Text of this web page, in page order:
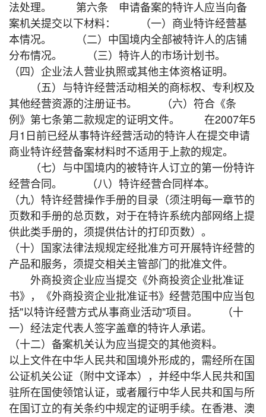
法处理。 第六条 申请备案的特许人应当向备
案机关提交以下材料： （一）商业特许经营基
本情况。 （二）中国境内全部被特许人的店铺
分布情况。 （三）特许人的市场计划书。
（四）企业法人营业执照或其他主体资格证明。
（五）与特许经营活动相关的商标权、专利权及
其他经营资源的注册证书。 （六）符合《条
例》第七条第二款规定的证明文件。 在2007年5
月1日前已经从事特许经营活动的特许人在提交申请
商业特许经营备案材料时不适用于上款的规定。
（七）与中国境内的被特许人订立的第一份特许
经营合同。 （八）特许经营合同样本。
（九）特许经营操作手册的目录（须注明每一章节的
页数和手册的总页数，对于在特许系统内部网络上提
供此类手册的，须提供估计的打印页数）。
（十）国家法律法规规定经批准方可开展特许经营的
产品和服务，须提交相关主管部门的批准文件。
外商投资企业应当提交《外商投资企业批准证
书》，《外商投资企业批准证书》经营范围中应当包
括"以特许经营方式从事商业活动"项目。 （十
一）经法定代表人签字盖章的特许人承诺。
（十二）备案机关认为应当提交的其他资料。
以上文件在中华人民共和国境外形成的，需经所在国
公证机关公证（附中文译本），并经中华人民共和国
驻所在国使领馆认证，或者履行中华人民共和国与所
在国订立的有关条约中规定的证明手续。在香港、澳